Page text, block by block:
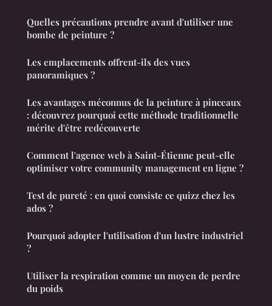
Quelles précautions prendre avant d'utiliser une
bombe de peinture ?
Les emplacements offrent-ils des vues
panoramiques ?
Les avantages méconnus de la peinture à pinceaux
: découvrez pourquoi cette méthode traditionnelle
mérite d'être redécouverte
Comment l'agence web à Saint-Étienne peut-elle
optimiser votre community management en ligne ?
Test de pureté : en quoi consiste ce quizz chez les
ados ?
Pourquoi adopter l'utilisation d'un lustre industriel
?
Utiliser la respiration comme un moyen de perdre
du poids